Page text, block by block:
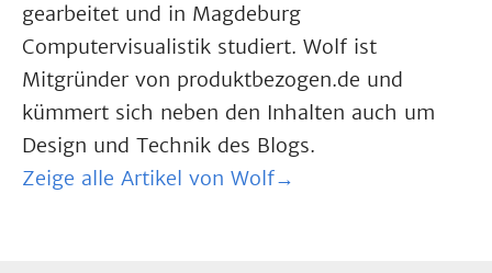
gearbeitet und in Magdeburg
Computervisualistik studiert. Wolf ist
Mitgründer von produktbezogen.de und
kümmert sich neben den Inhalten auch um
Design und Technik des Blogs.
Zeige alle Artikel von Wolf→